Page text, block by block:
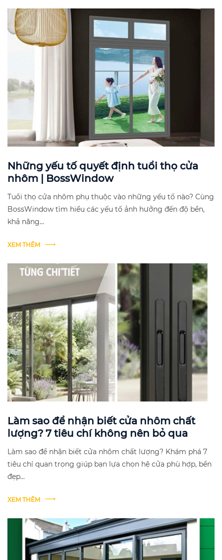
Những yếu tố quyết định tuổi thọ cửa
nhôm | BossWindow
Tuổi thọ cửa nhôm phụ thuộc vào những yếu tố nào? Cùng
BossWindow tìm hiểu các yếu tố ảnh hưởng đến độ bền,
khả năng...
XEM THÊM
Làm sao để nhận biết cửa nhôm chất
lượng? 7 tiêu chí không nên bỏ qua
Làm sao để nhận biết cửa nhôm chất lượng? Khám phá 7
tiêu chí quan trọng giúp bạn lựa chọn hệ cửa phù hợp, bền
đẹp...
XEM THÊM